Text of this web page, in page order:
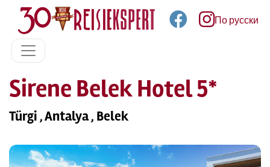
По русски
Sirene Belek Hotel 5*
Türgi , Antalya , Belek